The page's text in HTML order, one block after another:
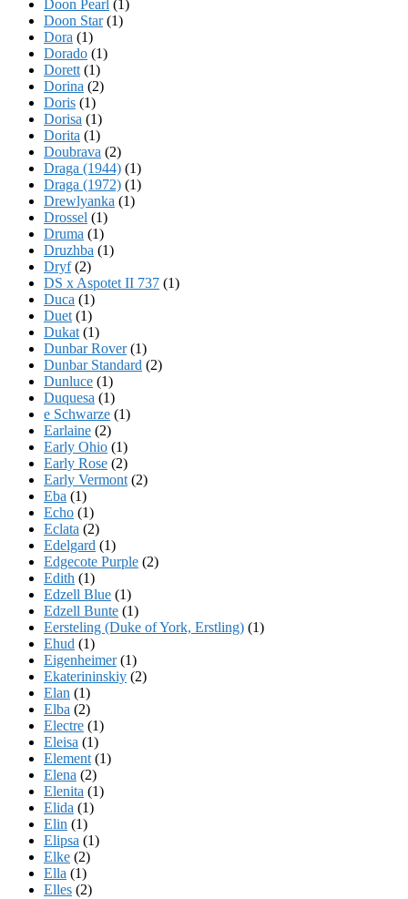
Doon Pearl (1)
Doon Star(1)
Dora (1)
Dorado (1)
Dorett (1)
Dorina (2)
Doris (1)
Dorisa (1)
Dorita (1)
Doubrava (2)
Draga (1944) (1)
Draga (1972) (1)
Drewlyanka (1)
Drossel (1)
Druma (1)
Druzhba (1)
Dryf(2)
DS x Aspotet II 737 (1)
Duca (1)
Duet (1)
Dukat (1)
Dunbar Rover(1)
Dunbar Standard (2)
Dunluce (1)
Duquesa (1)
e Schwarze (1)
Earlaine (2)
Early Ohio (1)
Early Rose (2)
Early Vermont (2)
Eba (1)
Echo (1)
Eclata (2)
Edelgard (1)
Edgecote Purple (2)
Edith (1)
Edzell Blue (1)
Edzell Bunte (1)
Eersteling (Duke of York, Erstling) (1)
Ehud (1)
Eigenheimer(1)
Ekaterininskiy (2)
Elan (1)
Elba (2)
Electre (1)
Eleisa (1)
Element (1)
Elena (2)
Elenita (1)
Elida (1)
Elin (1)
Elipsa (1)
Elke (2)
Ella (1)
Elles (2)